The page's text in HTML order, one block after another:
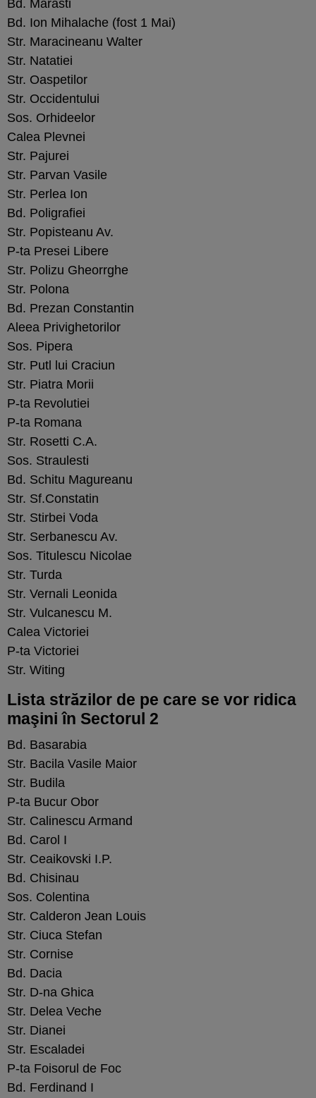
Bd. Marasti
Bd. Ion Mihalache (fost 1 Mai)
Str. Maracineanu Walter
Str. Natatiei
Str. Oaspetilor
Str. Occidentului
Sos. Orhideelor
Calea Plevnei
Str. Pajurei
Str. Parvan Vasile
Str. Perlea Ion
Bd. Poligrafiei
Str. Popisteanu Av.
P-ta Presei Libere
Str. Polizu Gheorrghe
Str. Polona
Bd. Prezan Constantin
Aleea Privighetorilor
Sos. Pipera
Str. Putl lui Craciun
Str. Piatra Morii
P-ta Revolutiei
P-ta Romana
Str. Rosetti C.A.
Sos. Straulesti
Bd. Schitu Magureanu
Str. Sf.Constatin
Str. Stirbei Voda
Str. Serbanescu Av.
Sos. Titulescu Nicolae
Str. Turda
Str. Vernali Leonida
Str. Vulcanescu M.
Calea Victoriei
P-ta Victoriei
Str. Witing
Lista străzilor de pe care se vor ridica
maşini în Sectorul 2
Bd. Basarabia
Str. Bacila Vasile Maior
Str. Budila
P-ta Bucur Obor
Str. Calinescu Armand
Bd. Carol I
Str. Ceaikovski I.P.
Bd. Chisinau
Sos. Colentina
Str. Calderon Jean Louis
Str. Ciuca Stefan
Str. Cornise
Bd. Dacia
Str. D-na Ghica
Str. Delea Veche
Str. Dianei
Str. Escaladei
P-ta Foisorul de Foc
Bd. Ferdinand I